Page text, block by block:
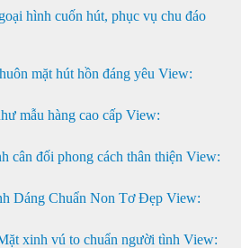
hình cuốn hút, phục vụ chu đáo
mặt hút hồn đáng yêu View:
mẫu hàng cao cấp View:
cân đối phong cách thân thiện View:
Dáng Chuẩn Non Tơ Đẹp View:
xinh vú to chuẩn người tình View: